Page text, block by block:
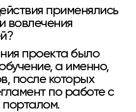
применялись
вовлечения
проекта было
а именно,
после которых
по работе с